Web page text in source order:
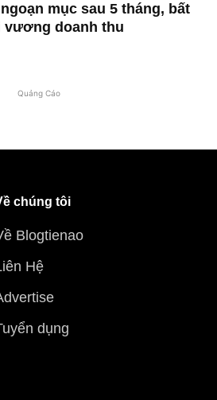
mục sau 5 tháng, bất
vương doanh thu
Quảng Cáo
chúng tôi
Blogtienao
Hệ
dụng